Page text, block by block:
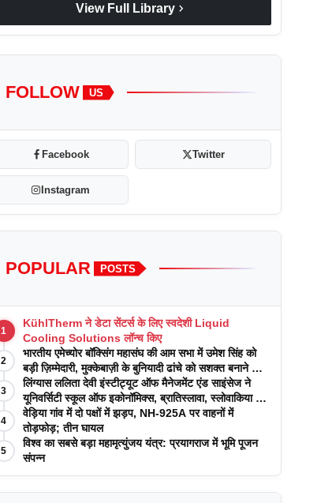
View Full Library chevron_right
FOLLOW US
Facebook Twitter
Instagram
POPULAR POSTS
1
KühlTherm ने डेटा सेंटर्स के लिए स्वदेशी Liquid
Cooling Solutions लॉन्च किए
2
भारतीय एमेच्योर बॉक्सिंग महासंघ की आम सभा में उमेश सिंह को
बड़ी ज़िम्मेदारी, मुक्केबाज़ी के बुनियादी ढांचे को सशक्त बनाने का
वादा
3
लिंग्यास ललिता देवी इंस्टीट्यूट ऑफ मैनेजमेंट एंड साइंसेज ने
यूनिवर्सिटी स्कूल ऑफ इकोनॉमिक्स, ब्रातिस्लावा, स्लोवाकिया के
साथ अकादमिक पत्रिकाओं में प्रकाशन रणनीतियों पर एक
दिवसीय कार्यशाला का आयोजन किया
4
वेड़िया गांव में दो पक्षों में झड़प, NH-925A पर वाहनों में
तोड़फोड़; तीन घायल
5
विश्व का सबसे बड़ा महामृत्युंजय यंत्र: प्रयागराज में भूमि पूजन
संपन्न